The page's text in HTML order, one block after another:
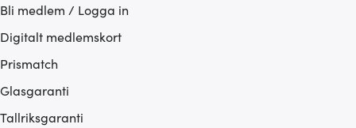
Bli medlem / Logga in
Digitalt medlemskort
Prismatch
Glasgaranti
Tallriksgaranti